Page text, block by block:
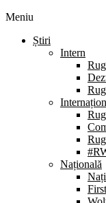
Meniu
Știri
Intern
Națională